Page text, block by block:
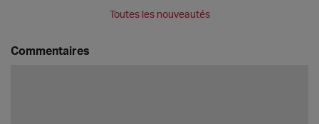
Toutes les nouveautés
Commentaires